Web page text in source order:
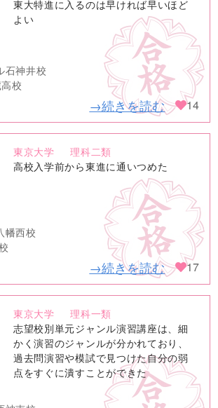
東大特進に入るのは早ければ早いほど
よい
石神井校
校
→続きを読む 14
東京大学
理科二類
高校入学前から東進に通いつめた
幡西校
→続きを読む 17
東京大学
理科一類
志望校別単元ジャンル演習講座は、細
かく演習のジャンルが分かれており、
過去問演習や模試で見つけた自分の弱
点をすぐに潰すことができた